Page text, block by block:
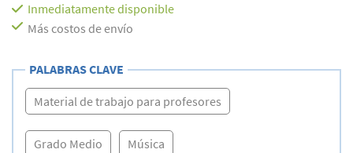
Inmediatamente disponible
Más costos de envío
PALABRAS CLAVE
Material de trabajo para profesores
Grado Medio Música